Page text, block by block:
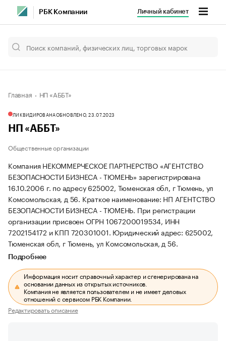
РБК Компании Личный кабинет
Главная НП «АББТ»
ЛИКВИДИРОВАНАОБНОВЛЕНО, 23.07.2023
НП «АББТ»
Общественные организации
Компания НЕКОММЕРЧЕСКОЕ ПАРТНЕРСТВО «АГЕНТСТВО
БЕЗОПАСНОСТИ БИЗНЕСА - ТЮМЕНЬ» зарегистрирована
16.10.2006 г. по адресу 625002, Тюменская обл, г Тюмень, ул
Комсомольская, д 56. Краткое наименование: НП АГЕНТСТВО
БЕЗОПАСНОСТИ БИЗНЕСА - ТЮМЕНЬ. При регистрации
организации присвоен ОГРН 1067200019534, ИНН
7202154172 и КПП 720301001. Юридический адрес: 625002,
Тюменская обл, г Тюмень, ул Комсомольская, д 56.
Подробнее
Информация носит справочный характер и сгенерирована на
основании данных из открытых источников.
Компания не является пользователем и не имеет деловых
отношений с сервисом РБК Компании.
Редактировать описание